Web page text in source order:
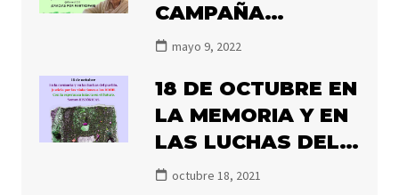
CAMPAÑA
#ILLANESALNACIO
mayo 9, 2022
18 DE OCTUBRE EN
LA MEMORIA Y EN
LAS LUCHAS DEL
PUEBLO.
octubre 18, 2021